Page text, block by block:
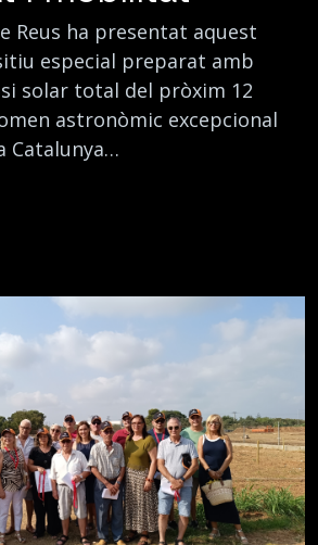
Reus ha presentat aquest
especial preparat amb
solar total del pròxim 12
astronòmic excepcional
Catalunya…